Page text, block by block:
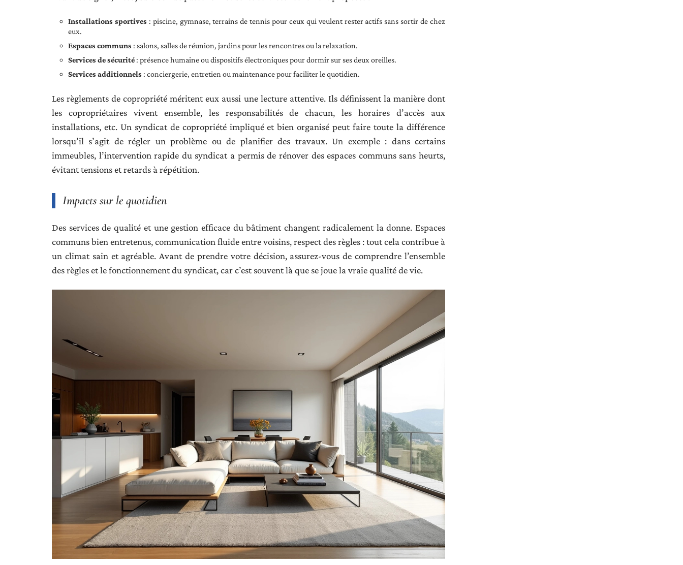
Installations sportives : piscine, gymnase, terrains de tennis pour ceux qui veulent rester actifs sans sortir de chez
eux.
Espaces communs : salons, salles de réunion, jardins pour les rencontres ou la relaxation.
Services de sécurité : présence humaine ou dispositifs électroniques pour dormir sur ses deux oreilles.
Services additionnels : conciergerie, entretien ou maintenance pour faciliter le quotidien.
Les règlements de copropriété méritent eux aussi une lecture attentive. Ils définissent la manière dont
les copropriétaires vivent ensemble, les responsabilités de chacun, les horaires d’accès aux
installations, etc. Un syndicat de copropriété impliqué et bien organisé peut faire toute la différence
lorsqu’il s’agit de régler un problème ou de planifier des travaux. Un exemple : dans certains
immeubles, l’intervention rapide du syndicat a permis de rénover des espaces communs sans heurts,
évitant tensions et retards à répétition.
Impacts sur le quotidien
Des services de qualité et une gestion efficace du bâtiment changent radicalement la donne. Espaces
communs bien entretenus, communication fluide entre voisins, respect des règles : tout cela contribue à
un climat sain et agréable. Avant de prendre votre décision, assurez-vous de comprendre l’ensemble
des règles et le fonctionnement du syndicat, car c’est souvent là que se joue la vraie qualité de vie.